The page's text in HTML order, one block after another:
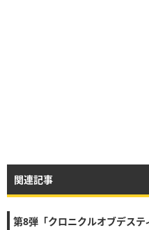
関連記事
第8弾「クロニクルオブデステ